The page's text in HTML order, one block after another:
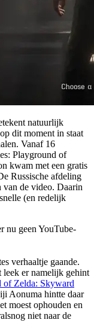
natuurlijk
dit moment in staat
Vanaf 16
Playground of
kwam met een gratis
Russische afdeling
van de video. Daarin
(en redelijk
nu geen YouTube-
verhaaltje gaande.
leek er namelijk gehint
of Zelda: Skyward
Aonuma hintte daar
moest ophouden en
niet naar de